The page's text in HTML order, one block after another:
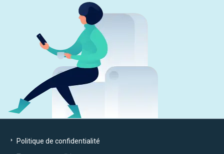
Politique de confidentialité